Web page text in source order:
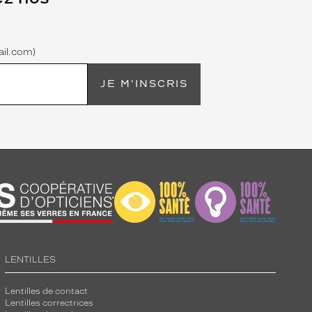
JE M'INSCRIS
LENTILLES
Lentilles de contact
Lentilles correctrices